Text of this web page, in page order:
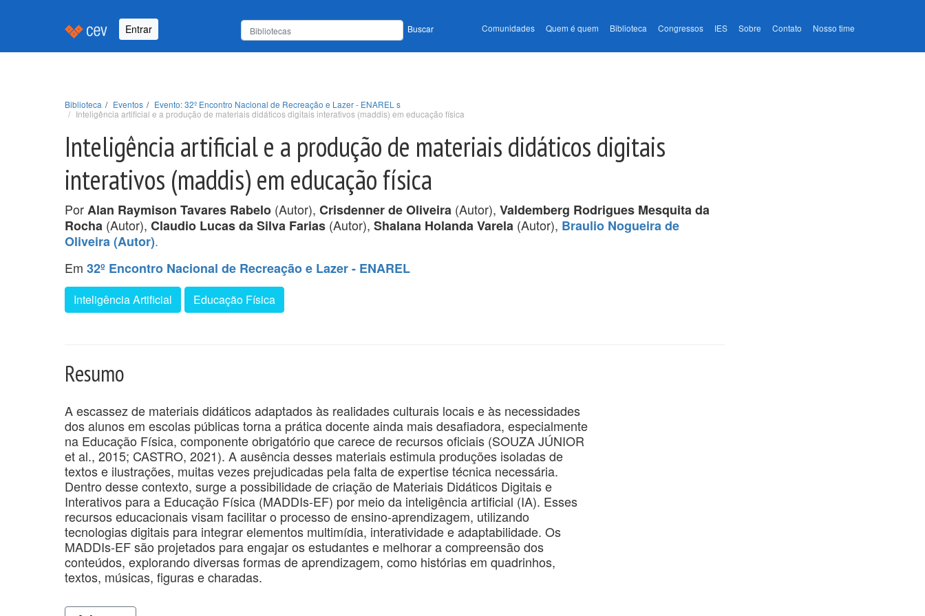
Entrar Buscar Comunidades Quem é quem Biblioteca Congressos IES Sobre Contato Nosso time
Biblioteca Eventos
Evento: 32º Encontro Nacional de Recreação e Lazer - ENAREL s
Inteligência artificial e a produção de materiais didáticos digitais interativos (maddis) em educação física
Inteligência artificial e a produção de materiais didáticos digitais
interativos (maddis) em educação física
PorAlan Raymison Tavares Rabelo (Autor), Crisdenner de Oliveira (Autor), Valdemberg Rodrigues Mesquita da
Rocha (Autor), Claudio Lucas da Silva Farias (Autor), Shalana Holanda Varela (Autor), Braulio Nogueira de
Oliveira (Autor).
Em 32º Encontro Nacional de Recreação e Lazer - ENAREL
Inteligência Artificial Educação Física
Resumo
A escassez de materiais didáticos adaptados às realidades culturais locais e às necessidades
dos alunos em escolas públicas torna a prática docente ainda mais desafiadora, especialmente
na Educação Física, componente obrigatório que carece de recursos oficiais (SOUZA JÚNIOR
et al., 2015; CASTRO, 2021). A ausência desses materiais estimula produções isoladas de
textos e ilustrações, muitas vezes prejudicadas pela falta de expertise técnica necessária.
Dentro desse contexto, surge a possibilidade de criação de Materiais Didáticos Digitais e
Interativos para a Educação Física (MADDIs-EF) por meio da inteligência artificial (IA). Esses
recursos educacionais visam facilitar o processo de ensino-aprendizagem, utilizando
tecnologias digitais para integrar elementos multimídia, interatividade e adaptabilidade. Os
MADDIs-EF são projetados para engajar os estudantes e melhorar a compreensão dos
conteúdos, explorando diversas formas de aprendizagem, como histórias em quadrinhos,
textos, músicas, figuras e charadas.